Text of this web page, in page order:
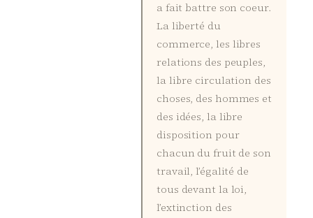
a fait battre son coeur.
La liberté du
commerce, les libres
relations des peuples,
la libre circulation des
choses, des hommes et
des idées, la libre
disposition pour
chacun du fruit de son
travail, l’égalité de
tous devant la loi,
l’extinction des